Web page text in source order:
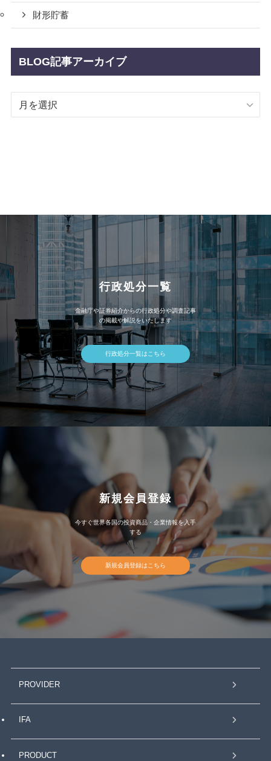
財形貯蓄
BLOG記事アーカイブ
BLOG
行政処分一覧
金融庁や証券紹介からの行政処分や調査記事
の掲載や解説をいたします
行政処分一覧はこちら
新規会員登録
今すぐ世界各国の投資商品・企業情報を入手
する
新規会員登録はこちら
PROVIDER
IFA
PRODUCT